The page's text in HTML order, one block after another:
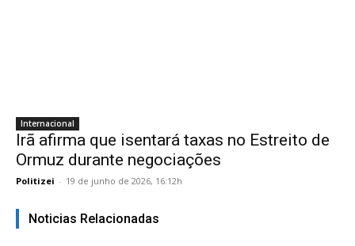
Internacional
Irã afirma que isentará taxas no Estreito de
Ormuz durante negociações
Politizei - 19 de junho de 2026, 16:12h
Noticias Relacionadas